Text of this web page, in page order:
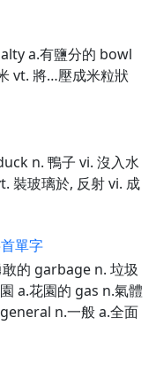
a.有鹽分的 bowl
vt. 將…壓成米粒狀
n. 鴨子 vi. 沒入水
裝玻璃於, 反射 vi. 成
單字
的 garbage n. 垃圾
a.花園的 gas n.氣體
n.一般 a.全面